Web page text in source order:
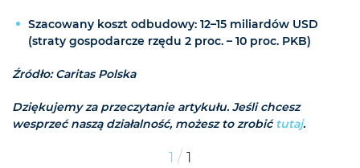
Szacowany koszt odbudowy: 12–15 miliardów USD
(straty gospodarcze rzędu 2 proc. – 10 proc. PKB)
Źródło: Caritas Polska
Dziękujemy za przeczytanie artykułu. Jeśli chcesz
wesprzeć naszą działalność, możesz to zrobićtutaj.
1 / 1